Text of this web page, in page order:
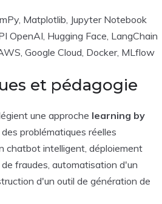
Matplotlib, Jupyter Notebook
OpenAI, Hugging Face, LangChain
Google Cloud, Docker, MLflow
et pédagogie
une approche learning by
des problématiques réelles
chatbot intelligent, déploiement
fraudes, automatisation d'un
d'un outil de génération de